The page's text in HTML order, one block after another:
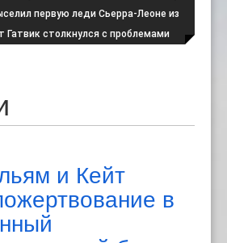
военной:
первую леди Сьерра-Леоне из
Гатвик столкнулся с проблемами
и Кейт
в